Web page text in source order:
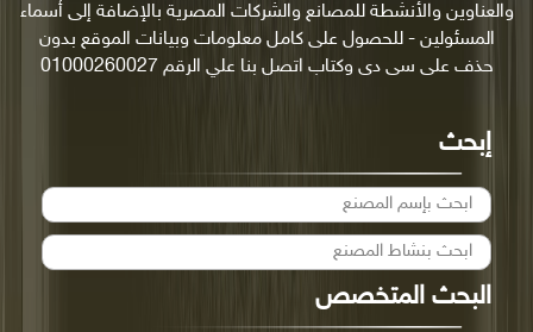
والعناوين والأنشطة للمصانع والشركات المصرية بالإضافة إلى أسماء
المسئولين - للحصول على كامل معلومات وبيانات الموقع بدون
حذف على سى دى وكتاب اتصل بنا علي الرقم 01000260027
إبحث
البحث المتخصص